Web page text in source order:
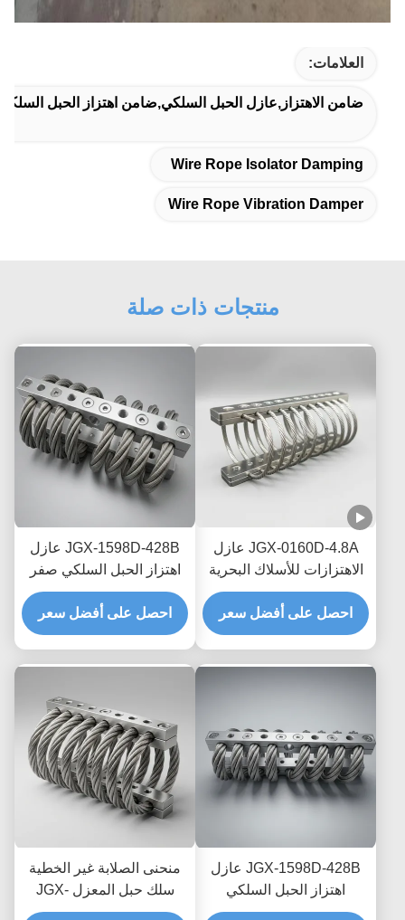
العلامات:
ضامن الاهتزاز,عازل الحبل السلكي,ضامن اهتزاز الحبل السلكي
Wire Rope Isolator Damping
Wire Rope Vibration Damper
منتجات ذات صلة
JGX-0160D-4.8A عازل
الاهتزازات للأسلاك البحرية
البحرية الخالية من الصيانة
احصل على أفضل سعر
JGX-1598D-428B عازل
اهتزاز الحبل السلكي صفر
الزحف التخفيف الاحتكاك
الخالي من الزيت لحماية
النقل البحري العابر
احصل على أفضل سعر
JGX-1598D-428B عازل
اهتزاز الحبل السلكي
الفطري المقاوم للغسل
منحنى الصلابة غير الخطية
سلك حبل المعزل JGX-
2228D-665B حامل معدني